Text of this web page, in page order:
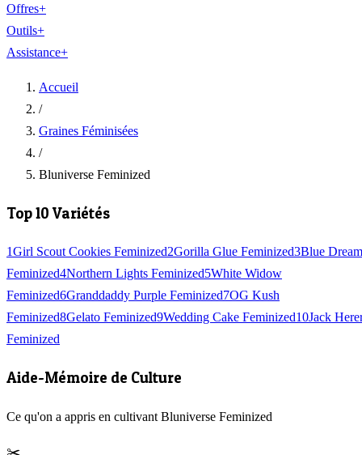
Offres+
Outils+
Assistance+
Accueil
/
Graines Féminisées
/
Bluniverse Feminized
Top 10 Variétés
1Girl Scout Cookies Feminized2Gorilla Glue Feminized3Blue Dream
Feminized4Northern Lights Feminized5White Widow
Feminized6Granddaddy Purple Feminized7OG Kush
Feminized8Gelato Feminized9Wedding Cake Feminized10Jack
Feminized
Aide-Mémoire de Culture
Ce qu'on a appris en cultivant Bluniverse Feminized
✂️